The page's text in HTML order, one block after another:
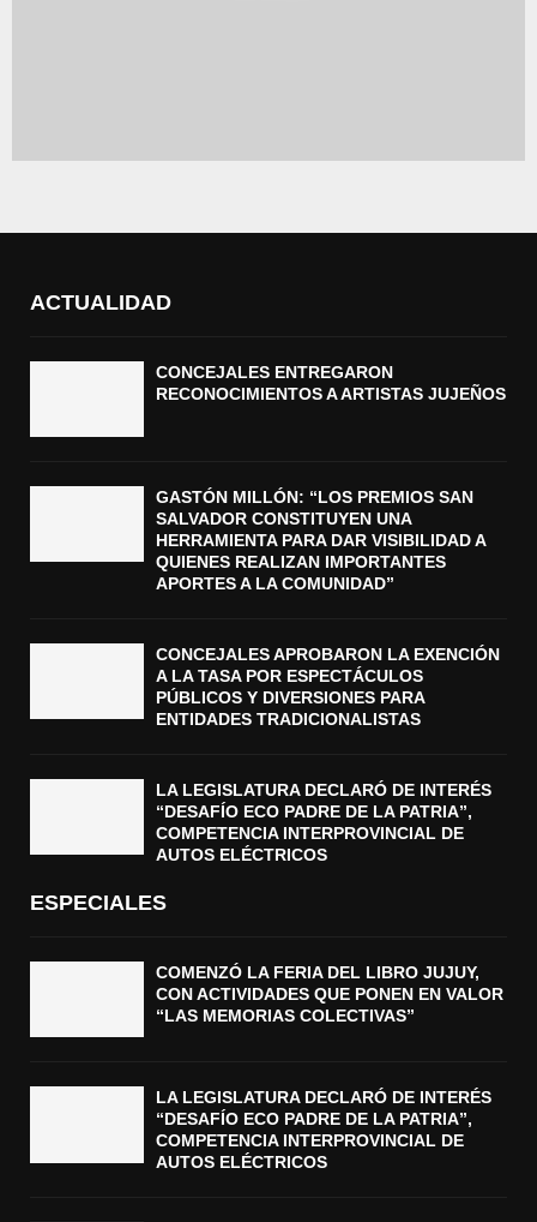
ACTUALIDAD
CONCEJALES ENTREGARON
RECONOCIMIENTOS A ARTISTAS JUJEÑOS
GASTÓN MILLÓN: “LOS PREMIOS SAN
SALVADOR CONSTITUYEN UNA
HERRAMIENTA PARA DAR VISIBILIDAD A
QUIENES REALIZAN IMPORTANTES
APORTES A LA COMUNIDAD”
CONCEJALES APROBARON LA EXENCIÓN
A LA TASA POR ESPECTÁCULOS
PÚBLICOS Y DIVERSIONES PARA
ENTIDADES TRADICIONALISTAS
LA LEGISLATURA DECLARÓ DE INTERÉS
“DESAFÍO ECO PADRE DE LA PATRIA”,
COMPETENCIA INTERPROVINCIAL DE
AUTOS ELÉCTRICOS
ESPECIALES
COMENZÓ LA FERIA DEL LIBRO JUJUY,
CON ACTIVIDADES QUE PONEN EN VALOR
“LAS MEMORIAS COLECTIVAS”
LA LEGISLATURA DECLARÓ DE INTERÉS
“DESAFÍO ECO PADRE DE LA PATRIA”,
COMPETENCIA INTERPROVINCIAL DE
AUTOS ELÉCTRICOS